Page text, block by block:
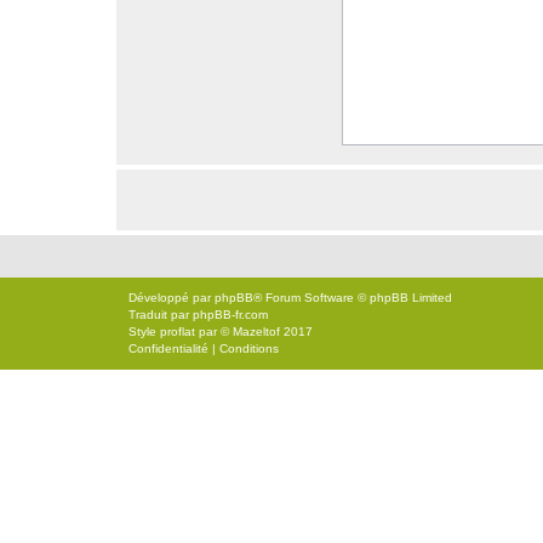
Développé parphpBB® Forum Software © phpBB Limited
Traduit parphpBB-fr.com
Style proflat par ©Mazeltof 2017
Confidentialité | Conditions